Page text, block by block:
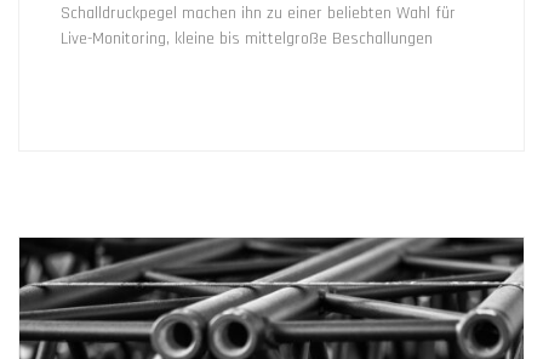
Schalldruckpegel machen ihn zu einer beliebten Wahl für
Live-Monitoring, kleine bis mittelgroße Beschallungen